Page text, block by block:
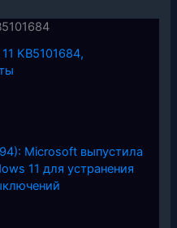
KB5101684,
Microsoft выпустила
11 для устранения